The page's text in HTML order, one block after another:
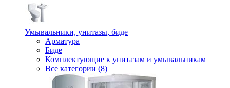
Умывальники, унитазы, биде
Арматура
Биде
Комплектующие к унитазам и умывальникам
Все категории (8)